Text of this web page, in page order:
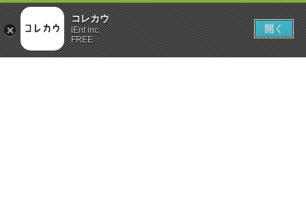
コレカウ
iEnt inc.
FREE
開く